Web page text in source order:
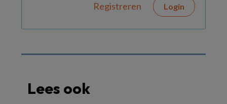
Registreren Login
Lees ook